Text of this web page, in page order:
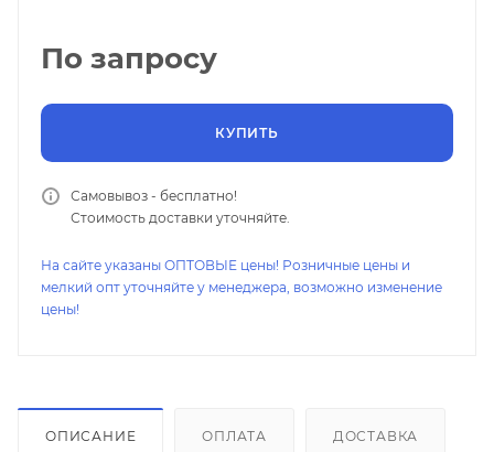
По запросу
КУПИТЬ
Самовывоз - бесплатно!
Стоимость доставки уточняйте.
На сайте указаны ОПТОВЫЕ цены! Розничные цены и
мелкий опт уточняйте у менеджера, возможно изменение
цены!
ОПИСАНИЕ ОПЛАТА ДОСТАВКА